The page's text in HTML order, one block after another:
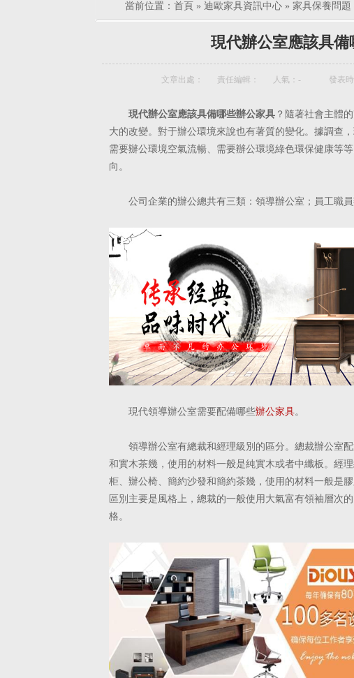
當前位置： 首頁 » 迪歐家具資訊中心» 家具保養問題
現代辦公室應該具
文章出處： 責任編輯： 人氣： - 發表
現代辦公室應該具備哪些辦公家具？隨著社會主體
大的改變。對于辦公環境來說也有著質的變化。據調查
需要辦公環境空氣流暢、需要辦公環境綠色環保健康等
向。
公司企業的辦公總共有三類：領導辦公室；員工職員
現代領導辦公室需要配備哪些辦公家具。
領導辦公室有總裁和經理級別的區分。總裁辦公室
和實木茶幾，使用的材料一般是純實木或者中纖板。經
柜、辦公椅、簡約沙發和簡約茶幾，使用的材料一般是
區別主要是風格上，總裁的一般使用大氣富有領袖層次
格。